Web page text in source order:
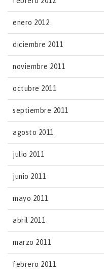
enero 2012
diciembre 2011
noviembre 2011
octubre 2011
septiembre 2011
agosto 2011
julio 2011
junio 2011
mayo 2011
abril 2011
marzo 2011
febrero 2011